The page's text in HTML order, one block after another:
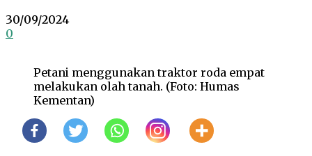
30/09/2024
0
Petani menggunakan traktor roda empat
melakukan olah tanah. (Foto: Humas
Kementan)